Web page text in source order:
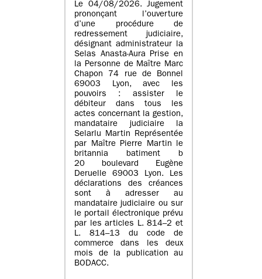
Le 04/08/2026. Jugement
prononçant l’ouverture
d’une procédure de
redressement judiciaire,
désignant administrateur la
Selas Anasta-Aura Prise en
la Personne de Maître Marc
Chapon 74 rue de Bonnel
69003 Lyon, avec les
pouvoirs : assister le
débiteur dans tous les
actes concernant la gestion,
mandataire judiciaire la
Selarlu Martin Représentée
par Maître Pierre Martin le
britannia batiment b
20 boulevard Eugène
Deruelle 69003 Lyon. Les
déclarations des créances
sont à adresser au
mandataire judiciaire ou sur
le portail électronique prévu
par les articles L. 814–2 et
L. 814–13 du code de
commerce dans les deux
mois de la publication au
BODACC.